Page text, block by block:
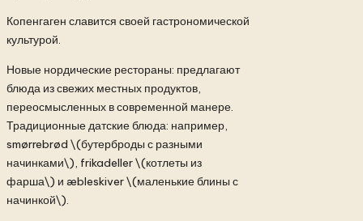
Копенгаген славится своей гастрономической
культурой.
Новые нордические рестораны: предлагают
блюда из свежих местных продуктов,
переосмысленных в современной манере.
Традиционные датские блюда: например,
smørrebrød \(бутерброды с разными
начинками\), frikadeller \(котлеты из
фарша\) и æbleskiver \(маленькие блины с
начинкой\).